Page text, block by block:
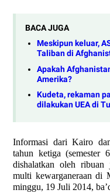
BACA JUGA
Meskipun keluar,
Taliban di
Apakah
Amerika?
Kudeta, rekaman
dilakukan UEA di
Informasi dari Kairo
tahun ketiga (semester
dishalatkan oleh ribuan
multi kewarganeraan di
minggu, 19 Juli 2014,